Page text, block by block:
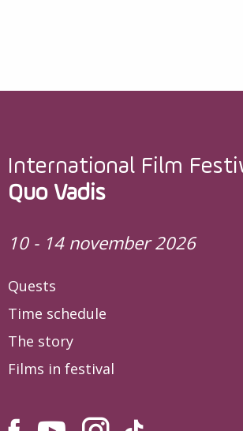
International Film
Quo Vadis
10 - 14 november 2026
Quests
Time schedule
The story
Films in festival